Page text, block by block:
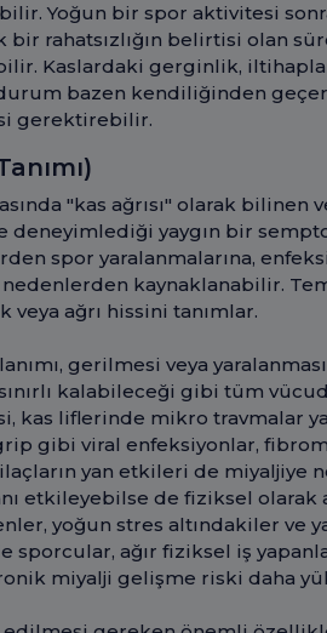
Yoğun bir spor aktivitesi
rahatsızlığın belirtisi olan
Kaslardaki gerginlik,
bazen kendiliğinden
gerektirebilir.
"kas ağrısı" olarak bilinen
deneyimlediği yaygın bir
spor yaralanmalarına,
kaynaklanabilir.
veya ağrı hissini tanımlar.
gerilmesi veya
kalabileceği gibi tüm
kas liflerinde mikro travmalar
gibi viral enfeksiyonlar,
yan etkileri de miyaljiye
etkileyebilse de fiziksel olarak
yoğun stres altındakiler ve
sporcular, ağır fiziksel iş
miyalji gelişme riski daha